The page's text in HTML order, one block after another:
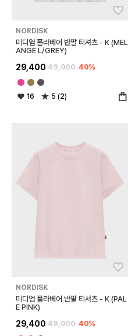
NORDISK
미디엄 폴라베어 반팔 티셔츠 - K (MEL
ANGE L/GREY)
29,400 49,000 40%
16 5 (2)
NORDISK
미디엄 폴라베어 반팔 티셔츠 - K (PAL
E PINK)
29,400 49,000 40%